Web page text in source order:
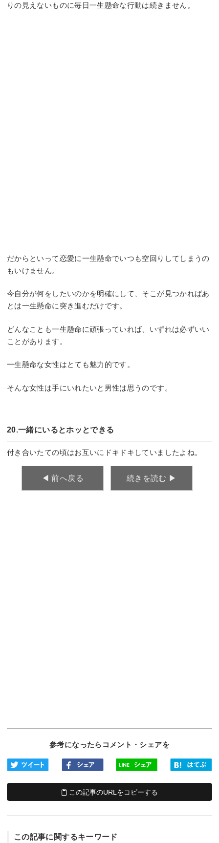
りの見えないものに毎日一生懸命な行動は続きません。
だからといって恋愛に一生懸命でいつも空回りしてしまうの
もいけません。
今自分が何をしたいのかを明確にして、そこが見つかればあ
とは一生懸命に突き進むだけです。
どんなことも一生懸命に頑張っていれば、いずれは必ずいい
ことがあります。
一生懸命な女性はとても魅力的です。
そんな女性は手にいれたいと男性は思うのです。
20.一緒にいるとホッとできる
付き合いたての頃はお互いにドキドキしていましたよね。
◀︎ 前へ戻る 続きを読む ▶︎
参考になったらコメント・シェアを
この記事のURLをコピーする
この記事に関するキーワード